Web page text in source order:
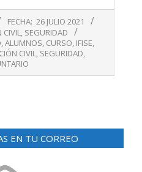
FECHA: 26 JULIO 2021
CIVIL, SEGURIDAD
,ALUMNOS, CURSO, IFISE,
CIVIL, SEGURIDAD,
EN TU CORREO